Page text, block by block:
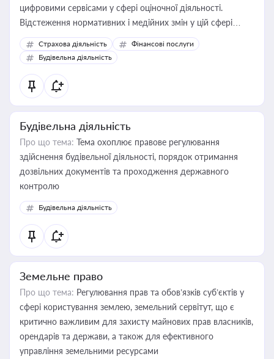
цифровими сервісами у сфері оціночної діяльності.
Відстеження нормативних і медійних змін у цій сфері
корисне для власника бізнесу, керівника, юриста або
бухгалтера під час оподаткування, приватизації, оренди
державного майна, корпоративних угод і перевірки
статусу суб'єктів оціночної діяльності
Страхова діяльність
Фінансові послуги
Будівельна діяльність
Будівельна діяльність
Про що тема: Тема охоплює правове регулювання
здійснення будівельної діяльності, порядок отримання
дозвільних документів та проходження державного
контролю
Будівельна діяльність
Земельне право
Про що тема: Регулювання прав та обов’язків суб’єктів у
сфері користування землею, земельний сервітут, що є
критично важливим для захисту майнових прав власників,
орендарів та держави, а також для ефективного
управління земельними ресурсами